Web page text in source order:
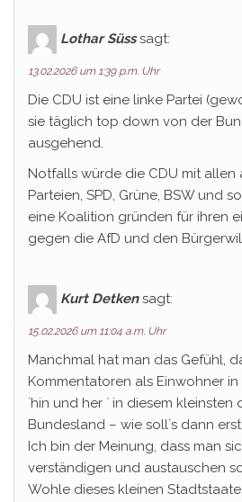
Lothar Süss sagt:
13.02.2026 um 1:39 p.m. Uhr
Die CDU ist eine linke Partei
sie täglich top down von der
ausgehend.
Notfalls würde die CDU mit allen
Parteien, SPD, Grüne, BSW und
eine Koalition gründen für ihren
gegen die AfD und den
Kurt Detken sagt:
15.02.2026 um 11:04 a.m. Uhr
Manchmal hat man das Gefühl,
Kommentatoren als Einwohner
`hin und her ` in diesem kleinsten
Bundesland – wie soll`s dann
Ich bin der Meinung, dass man
verständigen und austauschen
Wohle dieses kleinen